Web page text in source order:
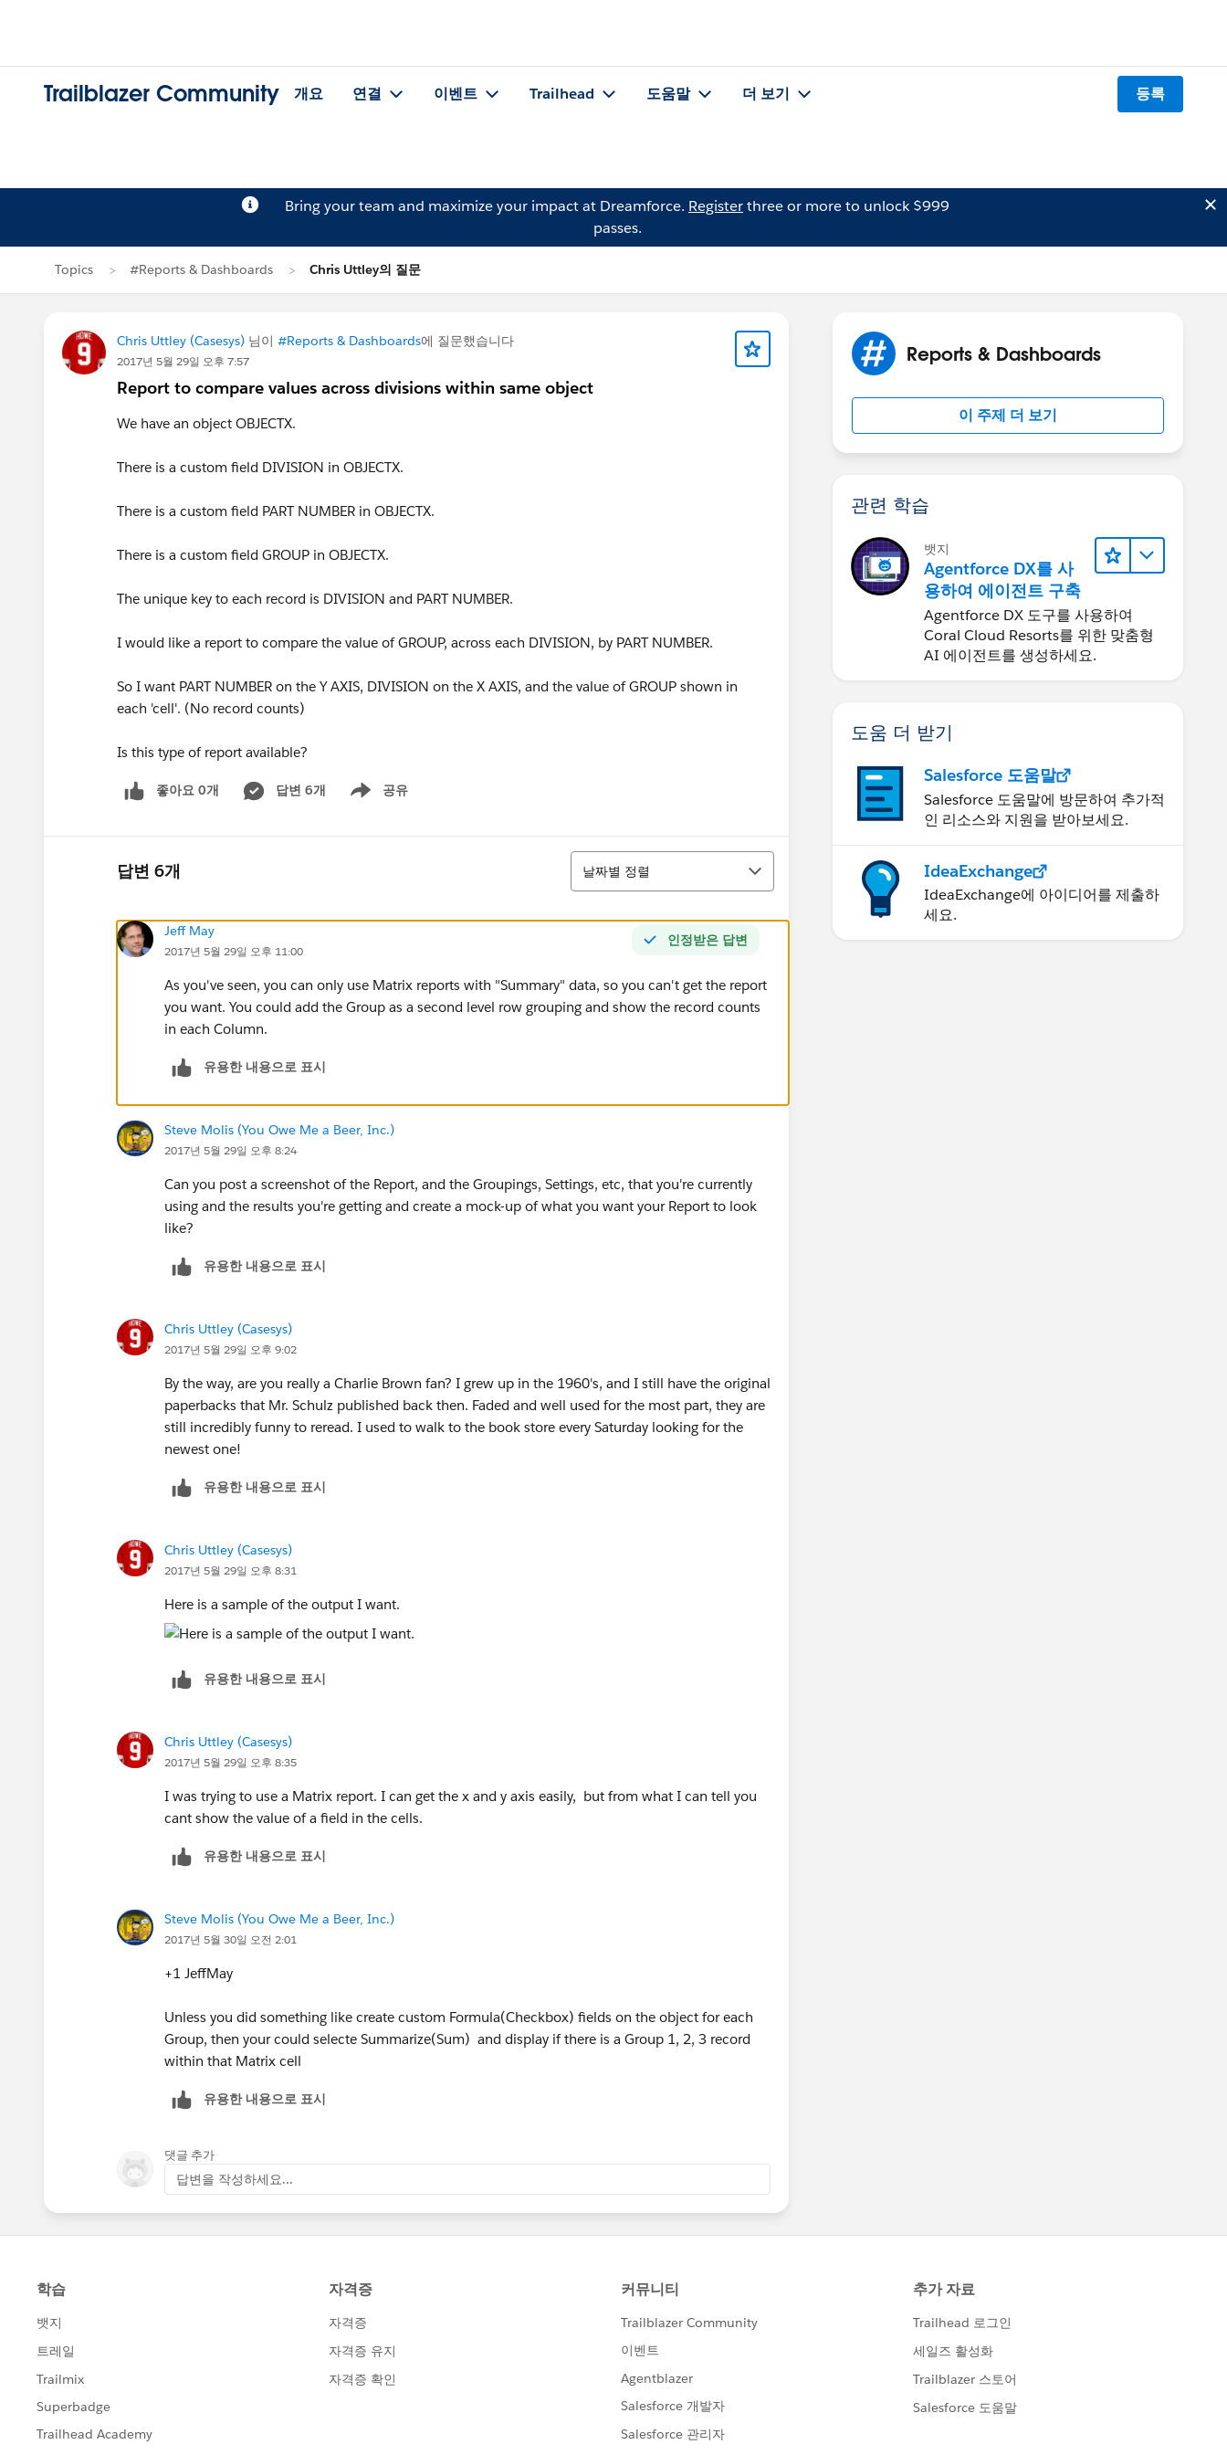
Trailblazer Community 개요 연결 이벤트 Trailhead 도움말 더 보기 등록
Bring your team and maximize your impact at Dreamforce. Registerthree or more to unlock $999
passes.
Topics #Reports & Dashboards Chris Uttley의 질문
Chris Uttley (Casesys) 님이 #Reports & Dashboards에 질문했습니다
2017년 5월 29일 오후 7:57
Report to compare values across divisions within same object
We have an object OBJECTX.
There is a custom field DIVISION in OBJECTX.
There is a custom field PART NUMBER in OBJECTX.
There is a custom field GROUP in OBJECTX.
The unique key to each record is DIVISION and PART NUMBER.
I would like a report to compare the value of GROUP, across each DIVISION, by PART NUMBER.
So I want PART NUMBER on the Y AXIS, DIVISION on the X AXIS, and the value of GROUP shown in
each 'cell'. (No record counts)
Is this type of report available?
좋아요 0개 답변 6개 공유
Show menu
답변 6개
정렬
날짜별 정렬
인정받은 답변
Jeff May
2017년 5월 29일 오후 11:00
As you've seen, you can only use Matrix reports with "Summary" data, so you can't get the report
you want. You could add the Group as a second level row grouping and show the record counts
in each Column.
유용한 내용으로 표시
Steve Molis (You Owe Me a Beer, Inc.)
2017년 5월 29일 오후 8:24
Can you post a screenshot of the Report, and the Groupings, Settings, etc, that you're currently
using and the results you're getting and create a mock-up of what you want your Report to look
like?
유용한 내용으로 표시
Chris Uttley (Casesys)
2017년 5월 29일 오후 9:02
By the way, are you really a Charlie Brown fan? I grew up in the 1960's, and I still have the original
paperbacks that Mr. Schulz published back then. Faded and well used for the most part, they are
still incredibly funny to reread. I used to walk to the book store every Saturday looking for the
newest one!
유용한 내용으로 표시
Chris Uttley (Casesys)
2017년 5월 29일 오후 8:31
Here is a sample of the output I want.
유용한 내용으로 표시
Chris Uttley (Casesys)
2017년 5월 29일 오후 8:35
I was trying to use a Matrix report. I can get the x and y axis easily, but from what I can tell you
cant show the value of a field in the cells.
유용한 내용으로 표시
Steve Molis (You Owe Me a Beer, Inc.)
2017년 5월 30일 오전 2:01
+1 JeffMay
Unless you did something like create custom Formula(Checkbox) fields on the object for each
Group, then your could selecte Summarize(Sum) and display if there is a Group 1, 2, 3 record
within that Matrix cell
유용한 내용으로 표시
댓글 추가
답변을 작성하세요...
Reports & Dashboards
이 주제 더 보기
관련 학습
뱃지
Agentforce DX를 사
용하여 에이전트 구축
Agentforce DX 도구를 사용하여
Coral Cloud Resorts를 위한 맞춤형
AI 에이전트를 생성하세요.
도움 더 받기
Salesforce 도움말
Salesforce 도움말에 방문하여 추가적
인 리소스와 지원을 받아보세요.
IdeaExchange
IdeaExchange에 아이디어를 제출하
세요.